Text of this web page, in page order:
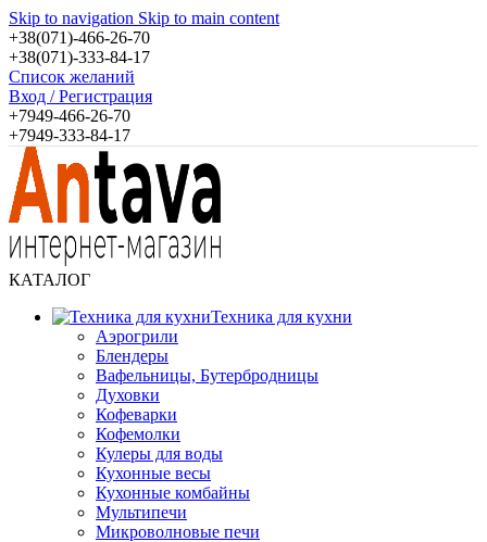
Skip to navigation Skip to main content
+38(071)-466-26-70
+38(071)-333-84-17
Список желаний
Вход / Регистрация
+7949-466-26-70
+7949-333-84-17
КАТАЛОГ
Техника для кухни
Аэрогрили
Блендеры
Вафельницы, Бутербродницы
Духовки
Кофеварки
Кофемолки
Кулеры для воды
Кухонные весы
Кухонные комбайны
Мультипечи
Микроволновые печи